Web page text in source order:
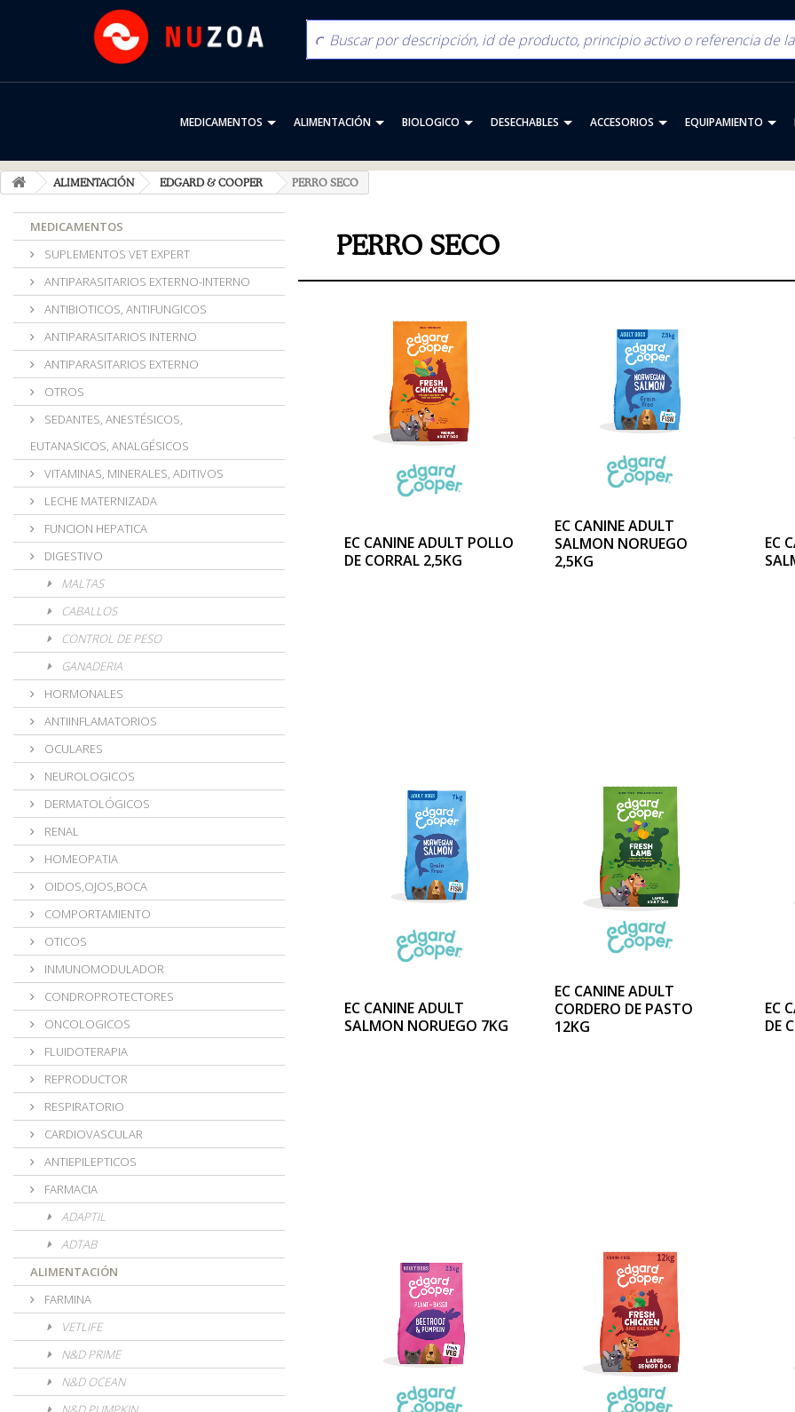
MEDICAMENTOS ALIMENTACIÓN BIOLOGICO DESECHABLES ACCESORIOS EQUIPAMIENTO
ALIMENTACIÓN EDGARD & COOPER PERRO SECO
MEDICAMENTOS
SUPLEMENTOS VET EXPERT
ANTIPARASITARIOS EXTERNO-INTERNO
ANTIBIOTICOS, ANTIFUNGICOS
ANTIPARASITARIOS INTERNO
ANTIPARASITARIOS EXTERNO
OTROS
SEDANTES, ANESTÉSICOS,
EUTANASICOS, ANALGÉSICOS
VITAMINAS, MINERALES, ADITIVOS
LECHE MATERNIZADA
FUNCION HEPATICA
DIGESTIVO
MALTAS
CABALLOS
CONTROL DE PESO
GANADERIA
HORMONALES
ANTIINFLAMATORIOS
OCULARES
NEUROLOGICOS
DERMATOLÓGICOS
RENAL
HOMEOPATIA
OIDOS,OJOS,BOCA
COMPORTAMIENTO
OTICOS
INMUNOMODULADOR
CONDROPROTECTORES
ONCOLOGICOS
FLUIDOTERAPIA
REPRODUCTOR
RESPIRATORIO
CARDIOVASCULAR
ANTIEPILEPTICOS
FARMACIA
ADAPTIL
ADTAB
ALIMENTACIÓN
FARMINA
VETLIFE
N&D PRIME
N&D OCEAN
PERRO SECO
EC CANINE ADULT POLLO
DE CORRAL 2,5KG
EC CANINE ADULT
SALMON NORUEGO
2,5KG
EC
EC CANINE ADULT
SALMON NORUEGO 7KG
EC CANINE ADULT
CORDERO DE PASTO
12KG
EC
DE